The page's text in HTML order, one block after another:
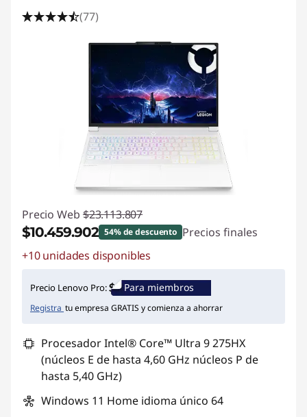
(77)
Precio Web $23.113.807
$10.459.902 54% de descuento Precios finales
Ahorros instantáneos :
+10 unidades disponibles
Precio Lenovo Pro: Para miembros
Registra tu empresa GRATIS y comienza a ahorrar
Procesador Intel® Core™ Ultra 9 275HX
(núcleos E de hasta 4,60 GHz núcleos P de
hasta 5,40 GHz)
Windows 11 Home idioma único 64